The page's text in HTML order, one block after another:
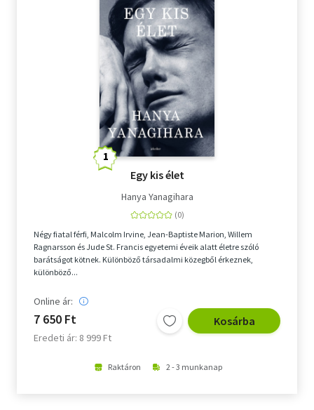
Egy kis élet
Hanya Yanagihara
Négy fiatal férfi, Malcolm Irvine, Jean-Baptiste Marion, Willem
Ragnarsson és Jude St. Francis egyetemi éveik alatt életre szóló
barátságot kötnek. Különböző társadalmi közegből érkeznek,
különböző...
Online ár:
7 650 Ft
Eredeti ár: 8 999 Ft
Kosárba
Raktáron 2 - 3 munkanap